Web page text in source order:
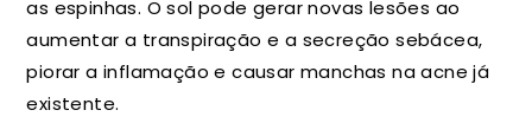
as espinhas. O sol pode gerar novas lesões ao
aumentar a transpiração e a secreção sebácea,
piorar a inflamação e causar manchas na acne já
existente.